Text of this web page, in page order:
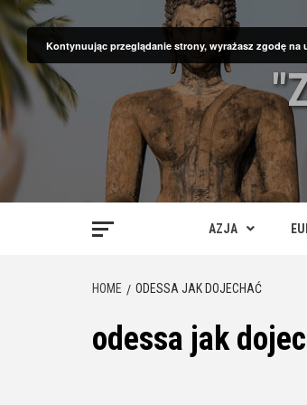
Skip
to
content
AZJA
HOME ODESSA JAK DOJECHAĆ
odessa jak
Kontynuując przeglądanie strony, wyrażasz zgodę na